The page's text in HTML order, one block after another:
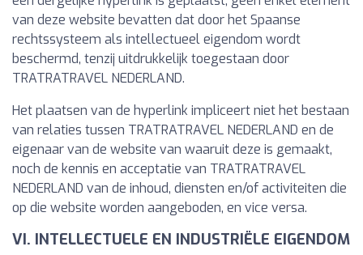
van deze website bevatten dat door het Spaanse
rechtssysteem als intellectueel eigendom wordt
beschermd, tenzij uitdrukkelijk toegestaan door
TRATRATRAVEL NEDERLAND.
Het plaatsen van de hyperlink impliceert niet het bestaan
van relaties tussen TRATRATRAVEL NEDERLAND en de
eigenaar van de website van waaruit deze is gemaakt,
noch de kennis en acceptatie van TRATRATRAVEL
NEDERLAND van de inhoud, diensten en/of activiteiten die
op die website worden aangeboden, en vice versa.
VI. INTELLECTUELE EN INDUSTRIËLE EIGENDOM